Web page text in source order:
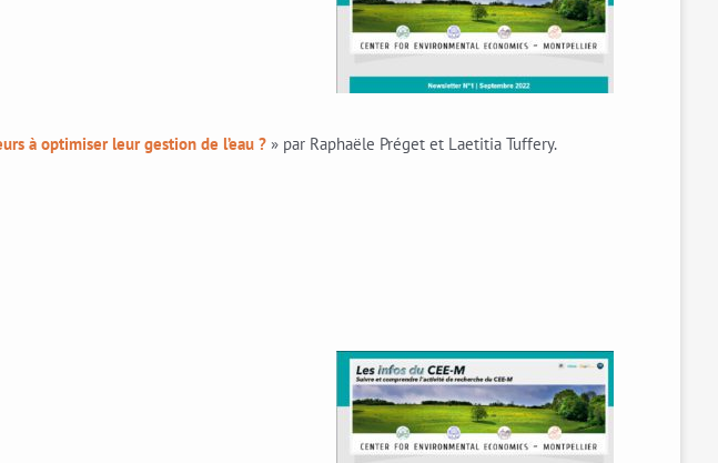
à optimiser leur gestion de l’eau ?» par Raphaële Préget et Laetitia Tuffery.